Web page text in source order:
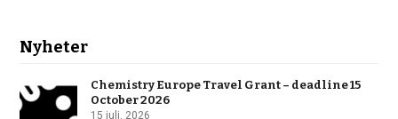
Nyheter
Chemistry Europe Travel Grant – deadline 15
October 2026
15 juli, 2026